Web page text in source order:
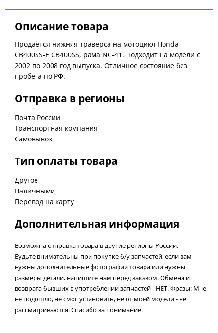
Описание товара
Продаётся нижняя траверса на мотоцикл Honda
CB400SS-E CB400SS, рама NC-41. Подходит на модели с
2002 по 2008 год выпуска. Отличное состояние без
пробега по РФ.
Отправка в регионы
Почта России
Транспортная компания
Самовывоз
Тип оплаты товара
Другое
Наличными
Перевод на карту
Дополнительная информация
Возможна отправка товара в другие регионы России.
Будьте внимательны при покупке б/у запчастей, если вам
нужны дополнительные фотографии товара или нужны
размеры детали, напишите нам перед заказом. Обмена и
возврата бывших в употреблении запчастей - НЕТ. Фразы: Мне
не подошло, не смог установить, не от моей модели - не
рассматриваются. Спасибо за понимание.